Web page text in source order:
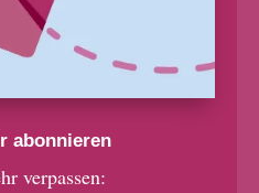
abonnieren
verpassen: